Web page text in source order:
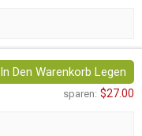
In Den Warenkorb Legen
sparen: $27.00